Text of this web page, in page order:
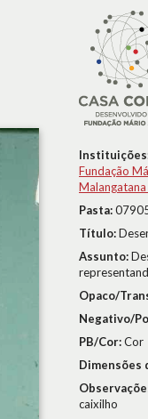
Fundação
Pasta:
Título:
Assunto:
Opaco/
Negativo/
PB/Cor:Cor
Dimensões
caixilho